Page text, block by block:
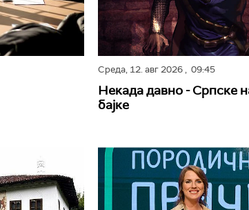
Среда, 12. авг 2026, 09:45
Некада давно - Српске
бајке